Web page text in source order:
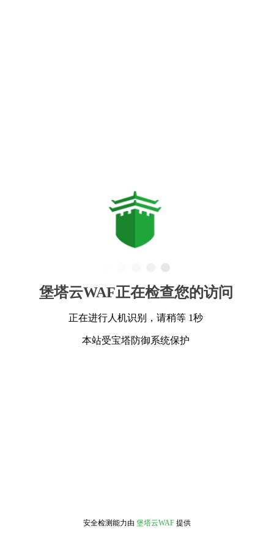
堡塔云WAF正在检查您的访问
正在进行人机识别，请稍等 1秒
本站受宝塔防御系统保护
安全检测能力由 堡塔云WAF 提供